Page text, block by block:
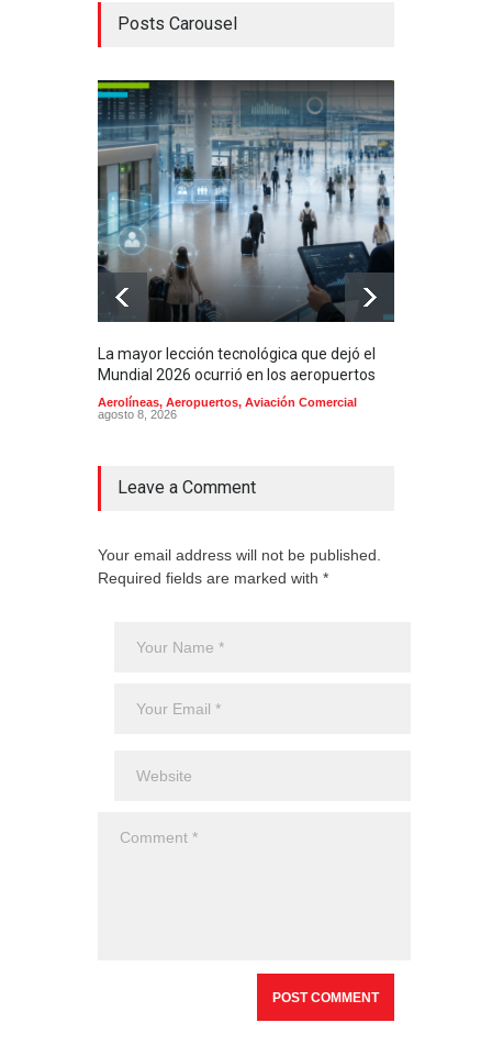
Posts Carousel
La mayor lección tecnológica que dejó el
Mundial 2026 ocurrió en los aeropuertos
Aerolíneas, Aeropuertos, Aviación Comercial
agosto 8, 2026
Leave a Comment
Your email address will not be published.
Required fields are marked with *